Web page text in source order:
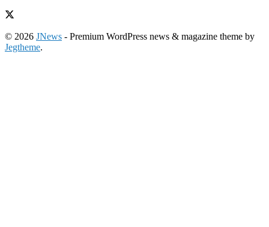
© 2026 JNews - Premium WordPress news & magazine theme by
Jegtheme.